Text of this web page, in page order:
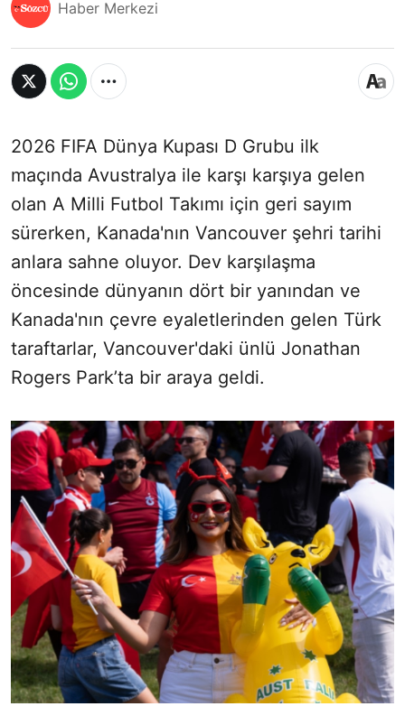
Haber Merkezi
2026 FIFA Dünya Kupası D Grubu ilk
maçında Avustralya ile karşı karşıya gelen
olan A Milli Futbol Takımı için geri sayım
sürerken, Kanada'nın Vancouver şehri tarihi
anlara sahne oluyor. Dev karşılaşma
öncesinde dünyanın dört bir yanından ve
Kanada'nın çevre eyaletlerinden gelen Türk
taraftarlar, Vancouver'daki ünlü Jonathan
Rogers Park’ta bir araya geldi.